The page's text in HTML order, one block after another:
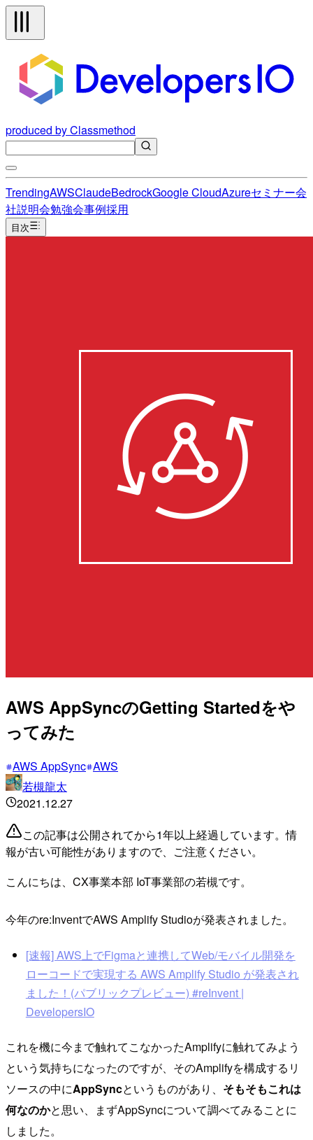
produced by Classmethod
TrendingAWSClaudeBedrockGoogle CloudAzureセミナー会
社説明会勉強会事例採用
目次
AWS AppSyncのGetting Startedをや
ってみた
AWS AppSync AWS
若槻龍太
2021.12.27
この記事は公開されてから1年以上経過しています。情
報が古い可能性がありますので、ご注意ください。
こんにちは、CX事業本部 IoT事業部の若槻です。
今年のre:InventでAWS Amplify Studioが発表されました。
[速報] AWS上でFigmaと連携してWeb/モバイル開発を
ローコードで実現する AWS Amplify Studio が発表され
ました！(パブリックプレビュー) #reInvent |
DevelopersIO
これを機に今まで触れてこなかったAmplifyに触れてみよう
という気持ちになったのですが、そのAmplifyを構成するリ
ソースの中にAppSyncというものがあり、 そもそもこれは
何なのかと思い、まずAppSyncについて調べてみることに
しました。